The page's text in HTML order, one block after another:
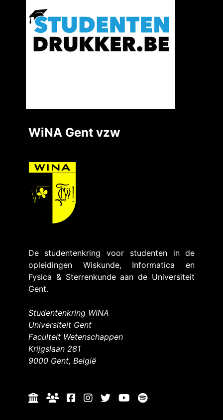
WiNA Gent vzw
De studentenkring voor studenten in de
opleidingen Wiskunde, Informatica en
Fysica & Sterrenkunde aan de Universiteit
Gent.
Studentenkring WiNA
Universiteit Gent
Faculteit Wetenschappen
Krijgslaan 281
9000 Gent, België